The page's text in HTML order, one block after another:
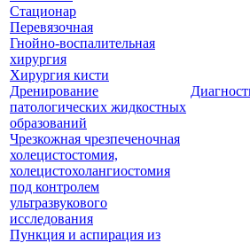
Стационар
Перевязочная
Гнойно-воспалительная
хирургия
Хирургия кисти
Дренирование
патологических жидкостных
образований
Чрезкожная чрезпеченочная
холецистостомия,
холецистохолангиостомия
под контролем
ультразвукового
исследования
Пункция и аспирация из